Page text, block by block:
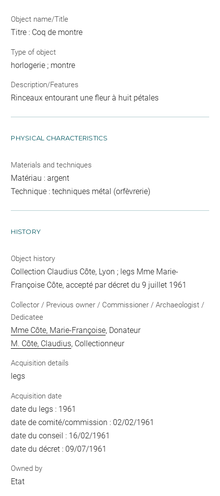
Object name/Title
Titre : Coq de montre
Type of object
horlogerie ; montre
Description/Features
Rinceaux entourant une fleur à huit pétales
PHYSICAL CHARACTERISTICS
Materials and techniques
Matériau : argent
Technique : techniques métal (orfèvrerie)
HISTORY
Object history
Collection Claudius Côte, Lyon ; legs Mme Marie-
Françoise Côte, accepté par décret du 9 juillet 1961
Collector / Previous owner / Commissioner / Archaeologist /
Dedicatee
Mme Côte, Marie-Françoise, Donateur
M. Côte, Claudius, Collectionneur
Acquisition details
legs
Acquisition date
date du legs : 1961
date de comité/commission : 02/02/1961
date du conseil : 16/02/1961
date du décret : 09/07/1961
Owned by
Etat